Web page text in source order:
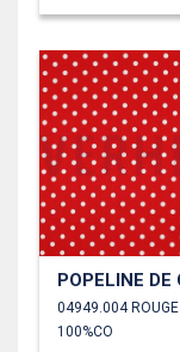
04949.004 ROUGE
100%CO